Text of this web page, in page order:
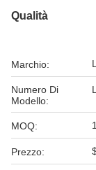
Qualità
Marchio:
Numero Di
Modello:
MOQ:
Prezzo: